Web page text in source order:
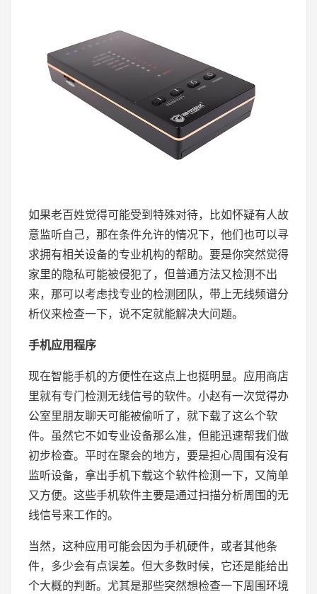
如果老百姓觉得可能受到特殊对待，比如怀疑有人故
意监听自己，那在条件允许的情况下，他们也可以寻
求拥有相关设备的专业机构的帮助。要是你突然觉得
家里的隐私可能被侵犯了，但普通方法又检测不出
来，那可以考虑找专业的检测团队，带上无线频谱分
析仪来检查一下，说不定就能解决大问题。
手机应用程序
现在智能手机的方便性在这点上也挺明显。应用商店
里就有专门检测无线信号的软件。小赵有一次觉得办
公室里朋友聊天可能被偷听了，就下载了这么个软
件。虽然它不如专业设备那么准，但能迅速帮我们做
初步检查。平时在聚会的地方，要是担心周围有没有
监听设备，拿出手机下载这个软件检测一下，又简单
又方便。这些手机软件主要是通过扫描分析周围的无
线信号来工作的。
当然，这种应用可能会因为手机硬件，或者其他条
件，多少会有点误差。但大多数时候，它还是能给出
个大概的判断。尤其是那些突然想检查一下周围环境